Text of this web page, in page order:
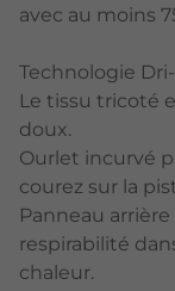
avec au moins
Technologie
Le tissu tricoté
doux.
Ourlet incurvé
courez sur la
Panneau
respirabilité
chaleur.